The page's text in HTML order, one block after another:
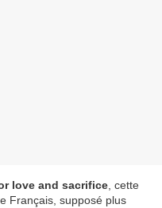
love and sacrifice , cette
Français, supposé plus